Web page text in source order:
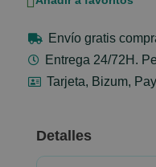
Envío gratis
Entrega 24/72H.
Tarjeta, Bizum,
Detalles